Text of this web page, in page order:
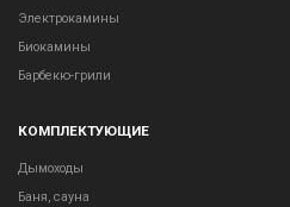
Электрокамины
Биокамины
Барбекю-грили
КОМПЛЕКТУЮЩИЕ
Дымоходы
Баня, сауна